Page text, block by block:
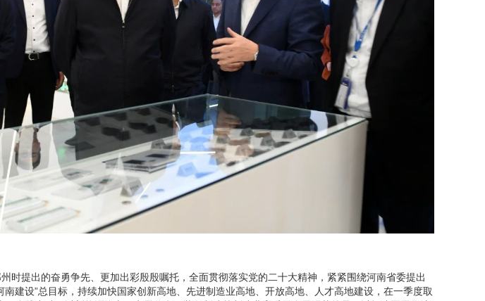
时提出的奋勇争先、更加出彩殷殷嘱托，全面贯彻落实党的二十大精神，紧紧围绕河南省委提出
建设”总目标，持续加快国家创新高地、先进制造业高地、开放高地、人才高地建设，在一季度取